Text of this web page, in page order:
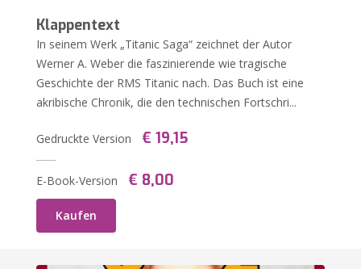
Klappentext
In seinem Werk „Titanic Saga“ zeichnet der Autor
Werner A. Weber die faszinierende wie tragische
Geschichte der RMS Titanic nach. Das Buch ist eine
akribische Chronik, die den technischen Fortschri...
Gedruckte Version € 19,15
E-Book-Version € 8,00
Kaufen